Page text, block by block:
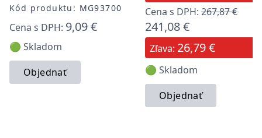
Kód produktu: MG93700
Cena s DPH: 9,09 €
🟢 Skladom
Objednať
Cena s DPH: 267,87 €
241,08 €
Zľava: 26,79 €
🟢 Skladom
Objednať